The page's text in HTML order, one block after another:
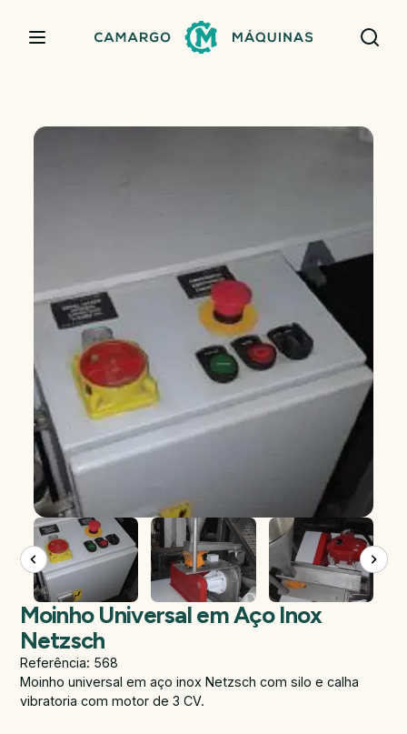
Moinho Universal em Aço Inox
Netzsch
Referência: 568
Moinho universal em aço inox Netzsch com silo e calha
vibratoria com motor de 3 CV.